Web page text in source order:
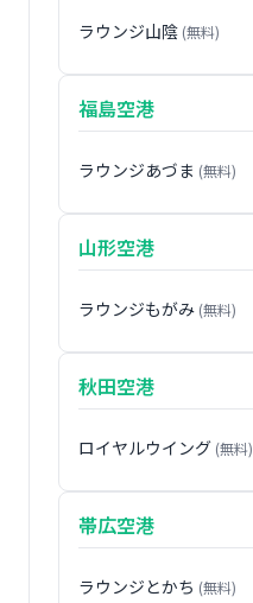
ラウンジ山陰 (無料)
福島空港
ラウンジあづま (無料)
山形空港
ラウンジもがみ (無料)
秋田空港
ロイヤルウイング (無料)
帯広空港
ラウンジとかち (無料)